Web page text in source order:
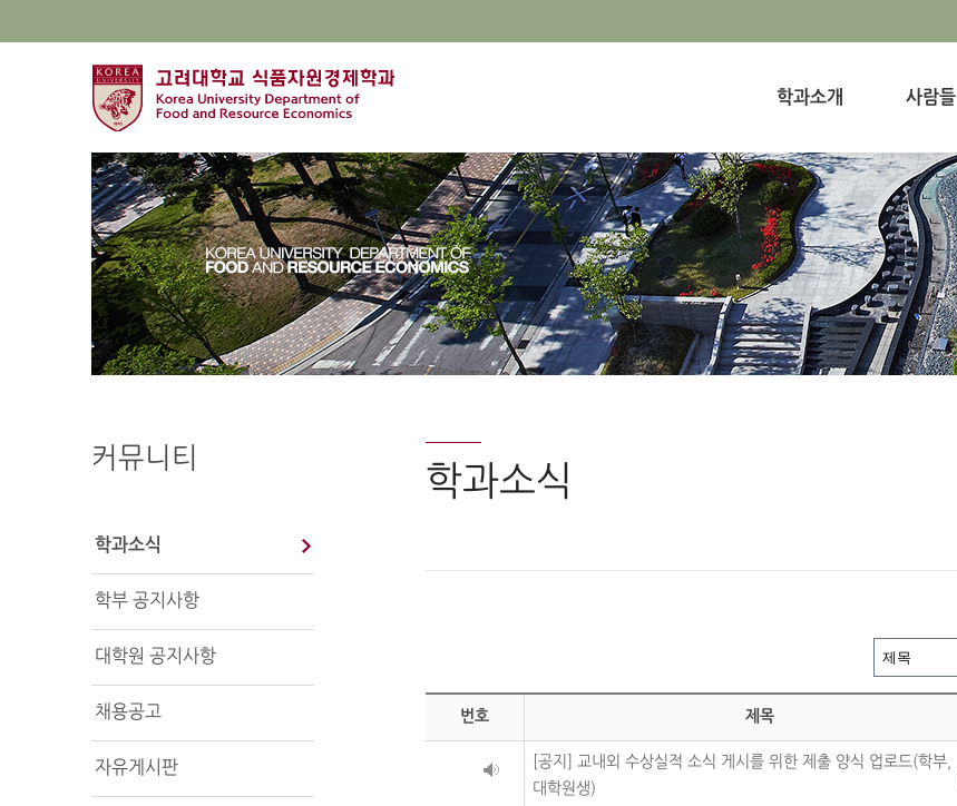
학과소개 사람들
커뮤니티
학과소식
학부 공지사항
대학원 공지사항
채용공고
자유게시판
학과소식
번호 제목
[공지] 교내외 수상실적 소식 게시를 위한 제출 양식 업로드(학부,
대학원생)